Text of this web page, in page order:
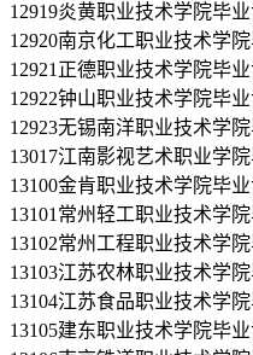
12919炎黄职业技术学院毕
12920南京化工职业技术学
12921正德职业技术学院毕
12922钟山职业技术学院毕
12923无锡南洋职业技术学
13017江南影视艺术职业学
13100金肯职业技术学院毕
13101常州轻工职业技术学
13102常州工程职业技术学
13103江苏农林职业技术学
13104江苏食品职业技术学
13105建东职业技术学院毕